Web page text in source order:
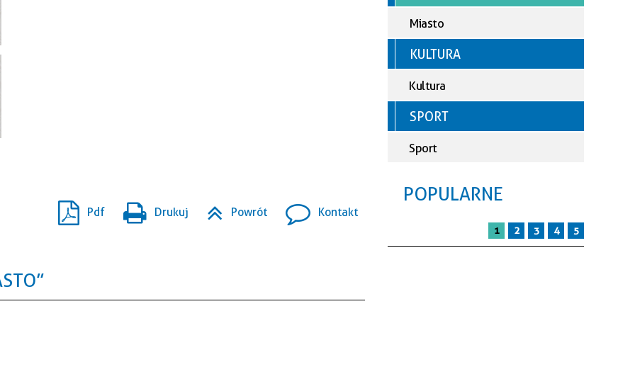
Pdf Drukuj Powrót Kontakt
Miasto
KULTURA
Kultura
SPORT
Sport
POPULARNE
1 2 3 4 5